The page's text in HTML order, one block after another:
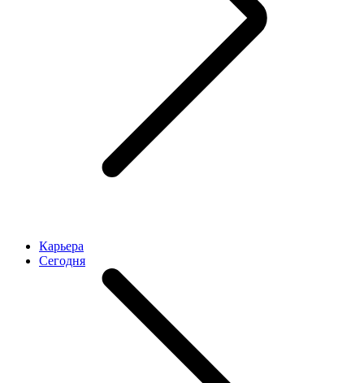
Карьера
Cегодня